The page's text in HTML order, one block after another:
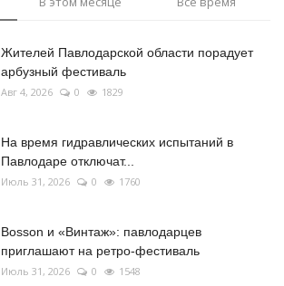
Жителей Павлодарской области порадует
арбузный фестиваль
Авг 4, 2026 0 1829
На время гидравлических испытаний в
Павлодаре отключат...
Июль 31, 2026 0 1760
Bosson и «Винтаж»: павлодарцев
приглашают на ретро-фестиваль
Июль 31, 2026 0 1548